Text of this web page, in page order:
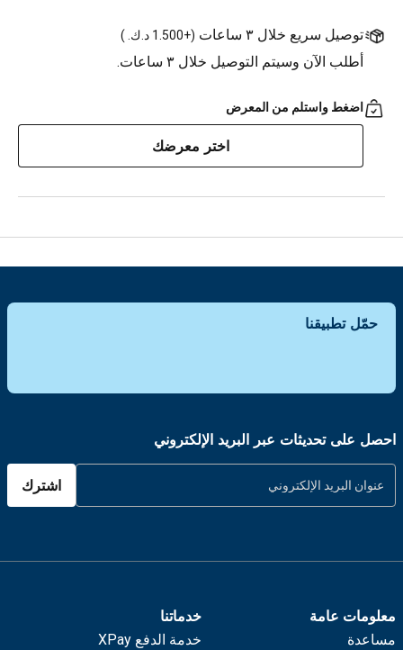
توصيل سريع خلال ٣ ساعات (+1.500 د.ك. )
أطلب الآن وسيتم التوصيل خلال ٣ ساعات.
اضغط واستلم من المعرض
اختر معرضك
حمّل تطبيقنا
احصل على تحديثات عبر البريد الإلكتروني
اشترك
معلومات عامة
مساعدة
خدماتنا
خدمة الدفع XPay